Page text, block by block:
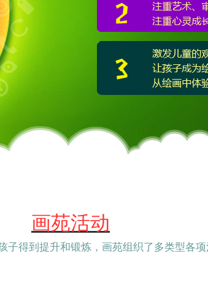
画苑活动
子得到提升和锻炼，画苑组织了多类型各